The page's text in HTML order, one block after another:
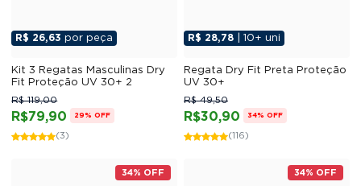
R$ 26,63 por peça
Kit 3 Regatas Masculinas Dry
Fit Proteção UV 30+ 2
R$79,90
R$ 119,00
29% OFF
(3)
R$ 28,78 | 10+ uni
Regata Dry Fit Preta Proteção
UV 30+
R$30,90
R$ 49,50
34% OFF
(116)
34% OFF 34% OFF